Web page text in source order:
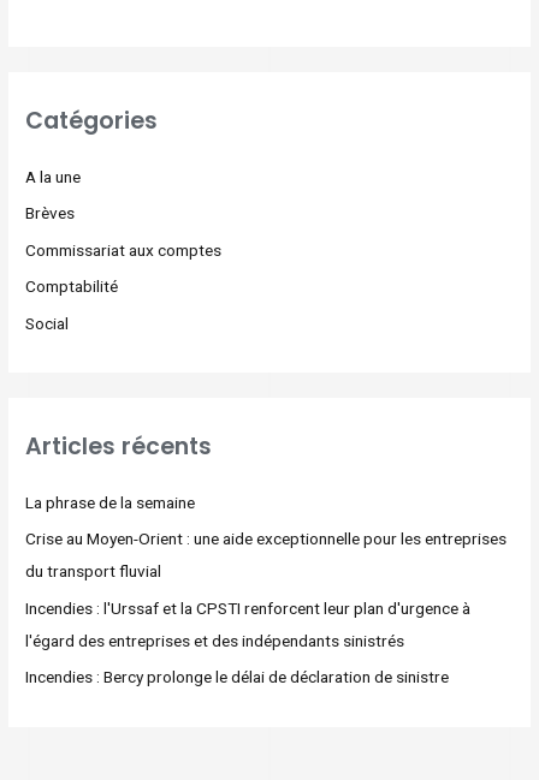
Catégories
A la une
Brèves
Commissariat aux comptes
Comptabilité
Social
Articles récents
La phrase de la semaine
Crise au Moyen-Orient : une aide exceptionnelle pour les entreprises
du transport fluvial
Incendies : l'Urssaf et la CPSTI renforcent leur plan d'urgence à
l'égard des entreprises et des indépendants sinistrés
Incendies : Bercy prolonge le délai de déclaration de sinistre